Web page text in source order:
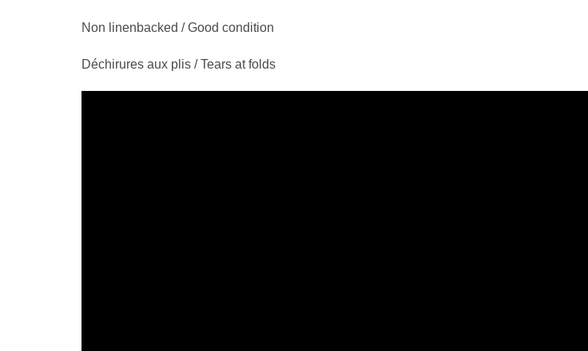
Non linenbacked / Good condition
Déchirures aux plis / Tears at folds